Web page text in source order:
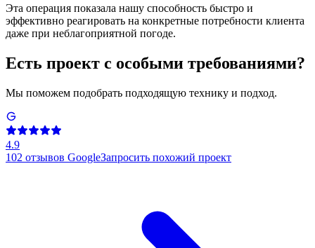
Эта операция показала нашу способность быстро и
эффективно реагировать на конкретные потребности клиента
даже при неблагоприятной погоде.
Есть проект с особыми требованиями?
Мы поможем подобрать подходящую технику и подход.
4.9
102 отзывов GoogleЗапросить похожий проект